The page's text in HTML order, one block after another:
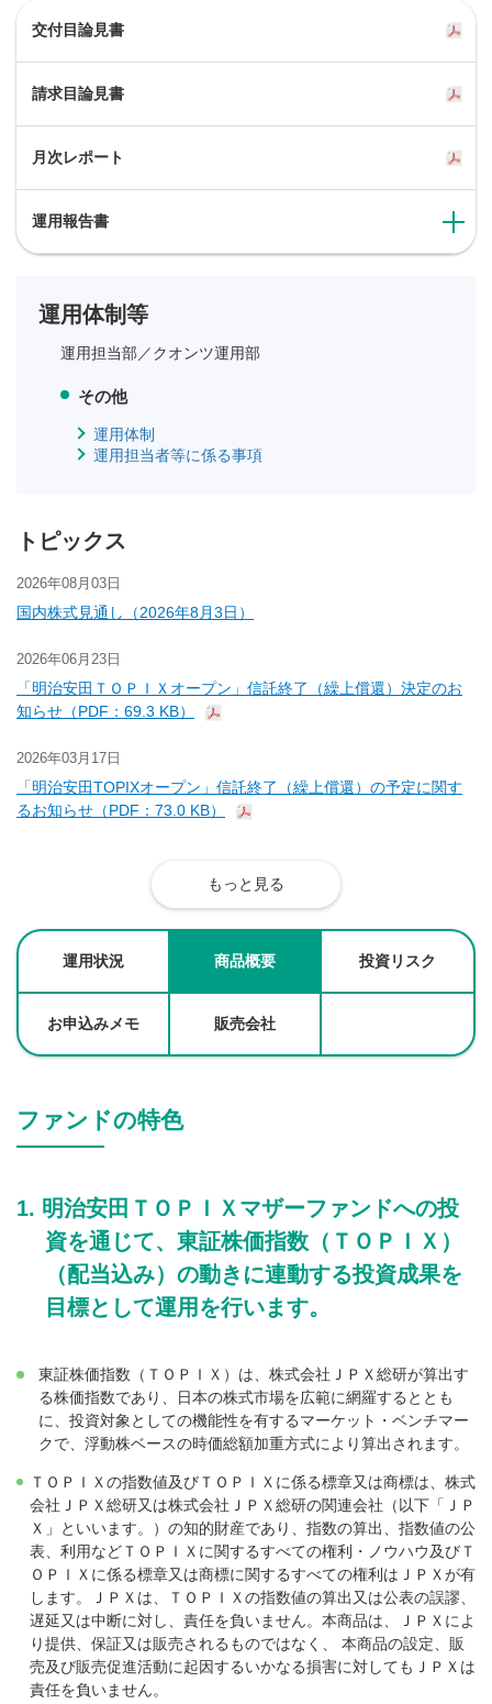
交付目論見書
請求目論見書
月次レポート
運用報告書
運用体制等
運用担当部／クオンツ運用部
その他
運用体制
運用担当者等に係る事項
トピックス
2026年08月03日
国内株式見通し（2026年8月3日）
2026年06月23日
「明治安田ＴＯＰＩＸオープン」信託終了（繰上償還）決定のお
知らせ（PDF：69.3 KB）
2026年03月17日
「明治安田TOPIXオープン」信託終了（繰上償還）の予定に関す
るお知らせ（PDF：73.0 KB）
もっと見る
運用状況 商品概要 投資リスク
お申込みメモ 販売会社
ファンドの特色
明治安田ＴＯＰＩＸマザーファンドへの投
資を通じて、東証株価指数（ＴＯＰＩＸ）
（配当込み）の動きに連動する投資成果を
目標として運用を行います。
東証株価指数（ＴＯＰＩＸ）は、株式会社ＪＰＸ総研が算出す
る株価指数であり、⽇本の株式市場を広範に網羅するととも
に、投資対象としての機能性を有するマーケット・ベンチマー
クで、浮動株ベースの時価総額加重⽅式により算出されます。
ＴＯＰＩＸの指数値及びＴＯＰＩＸに係る標章⼜は商標は、株式
会社ＪＰＸ総研⼜は株式会社ＪＰＸ総研の関連会社（以下「ＪＰ
Ｘ」といいます。）の知的財産であり、指数の算出、指数値の公
表、利⽤などＴＯＰＩＸに関するすべての権利・ノウハウ及びＴ
ＯＰＩＸに係る標章⼜は商標に関するすべての権利はＪＰＸが有
します。ＪＰＸは、ＴＯＰＩＸの指数値の算出⼜は公表の誤謬、
遅延⼜は中断に対し、責任を負いません。本商品は、ＪＰＸによ
り提供、保証⼜は販売されるものではなく、 本商品の設定、販
売及び販売促進活動に起因するいかなる損害に対してもＪＰＸは
責任を負いません。